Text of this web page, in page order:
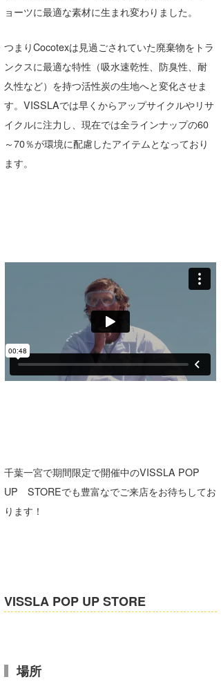
ョーツに最適な素材に生まれ変わりました。
つまりCocotexは見過ごされていた廃棄物をトラ
ンクスに最適な特性（吸水速乾性、防臭性、耐
久性など）を持つ活性炭の生地へと変化させま
す。VISSLAでは早くからアップサイクルやリサ
イクルに注力し、現在では全ラインナップの60
～70％が環境に配慮したアイテムとなっており
ます。
千葉一宮で期間限定で開催中のVISSLA POP
UP STOREでも豊富なでご来店をお待ちしてお
ります！
VISSLA POP UP STORE
場所
千葉南
大阪
四国
沖縄
VOTE!
サーファーズ
mitsuteru Kamio
Yasunari Inoue
Yoshiyuki Obata
arukasvision
熊谷素子
SURFMEDIA
Colors MAGAZINE
WAVAL
波伝説アンバサダー/プロライダー
福島寿実子
中浦“JET”章
嵯峨明日香
植村未来
NOBUFUKU
波伝説スタッフ
☆加藤
+☆maki☆+
ECE
G◎Da
KY
mitz
波伝説